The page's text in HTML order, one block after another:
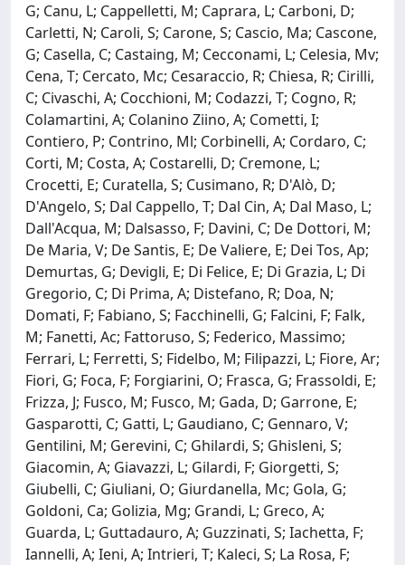
G; Canu, L; Cappelletti, M; Caprara, L; Carboni, D;
Carletti, N; Caroli, S; Carone, S; Cascio, Ma; Cascone,
G; Casella, C; Castaing, M; Cecconami, L; Celesia, Mv;
Cena, T; Cercato, Mc; Cesaraccio, R; Chiesa, R; Cirilli,
C; Civaschi, A; Cocchioni, M; Codazzi, T; Cogno, R;
Colamartini, A; Colanino Ziino, A; Cometti, I;
Contiero, P; Contrino, Ml; Corbinelli, A; Cordaro, C;
Corti, M; Costa, A; Costarelli, D; Cremone, L;
Crocetti, E; Curatella, S; Cusimano, R; D'Alò, D;
D'Angelo, S; Dal Cappello, T; Dal Cin, A; Dal Maso, L;
Dall'Acqua, M; Dalsasso, F; Davini, C; De Dottori, M;
De Maria, V; De Santis, E; De Valiere, E; Dei Tos, Ap;
Demurtas, G; Devigli, E; Di Felice, E; Di Grazia, L; Di
Gregorio, C; Di Prima, A; Distefano, R; Doa, N;
Domati, F; Fabiano, S; Facchinelli, G; Falcini, F; Falk,
M; Fanetti, Ac; Fattoruso, S; Federico, Massimo;
Ferrari, L; Ferretti, S; Fidelbo, M; Filipazzi, L; Fiore, Ar;
Fiori, G; Foca, F; Forgiarini, O; Frasca, G; Frassoldi, E;
Frizza, J; Fusco, M; Fusco, M; Gada, D; Garrone, E;
Gasparotti, C; Gatti, L; Gaudiano, C; Gennaro, V;
Gentilini, M; Gerevini, C; Ghilardi, S; Ghisleni, S;
Giacomin, A; Giavazzi, L; Gilardi, F; Giorgetti, S;
Giubelli, C; Giuliani, O; Giurdanella, Mc; Gola, G;
Goldoni, Ca; Golizia, Mg; Grandi, L; Greco, A;
Guarda, L; Guttadauro, A; Guzzinati, S; Iachetta, F;
Iannelli, A; Ieni, A; Intrieri, T; Kaleci, S; La Rosa, F;